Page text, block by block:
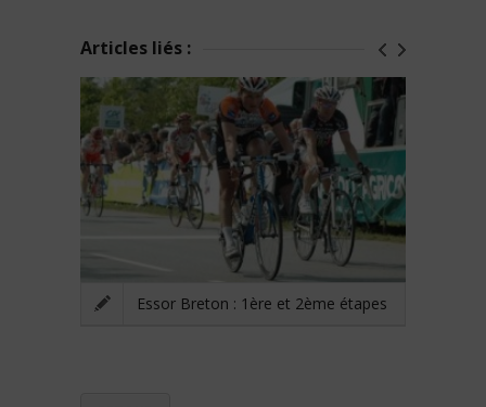
Articles liés :
Essor Breton : 1ère et 2ème étapes